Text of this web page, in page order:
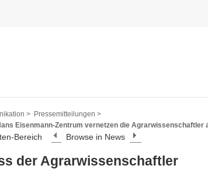
>
Pressemitteilungen >
Eisenmann-Zentrum vernetzen die Agrarwissenschaftler
Bereich Browse in News
der Agrarwissenschaftler